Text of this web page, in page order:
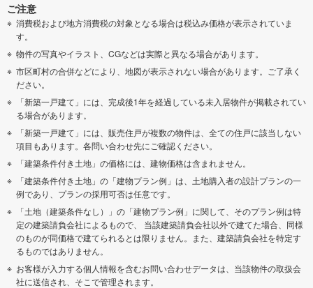
ご注意
消費税および地方消費税の対象となる場合は税込み価格が表示されていま
す。
物件の写真やイラスト、CGなどは実際と異なる場合があります。
市区町村の合併などにより、地図が表示されない場合があります。ご了承く
ださい。
「新築一戸建て」には、完成後1年を経過している未入居物件が掲載されてい
る場合があります。
「新築一戸建て」には、販売住戸が複数の物件は、全ての住戸に該当しない
項目もあります。各問い合わせ先にご確認ください。
「建築条件付き土地」の価格には、建物価格は含まれません。
「建築条件付き土地」の「建物プラン例」は、土地購入者の設計プランの一
例であり、プランの採用可否は任意です。
「土地（建築条件なし）」の「建物プラン例」に関して、そのプラン例は特
定の建築請負会社によるもので、 当該建築請負会社以外で建てた場合、同様
のものが同価格で建てられるとは限りません。また、建築請負会社を特定す
るものではありません。
お客様が入力する個人情報を含むお問い合わせデータは、当該物件の取扱会
社に送信され、そこで管理されます。